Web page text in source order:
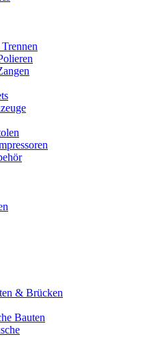
& Brücken
Bauten